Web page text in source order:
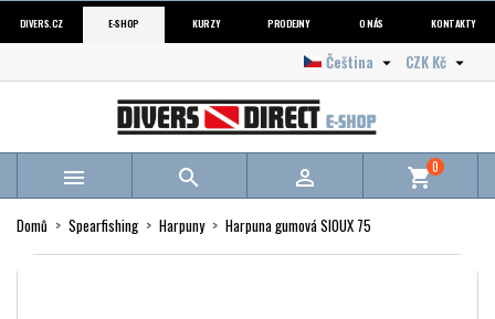
DIVERS.CZ E-SHOP KURZY PRODEJNY O NÁS KONTAKTY
CZK Kč 
Čeština 
   shopping_cart0
Domů Spearfishing Harpuny Harpuna gumová SIOUX 75